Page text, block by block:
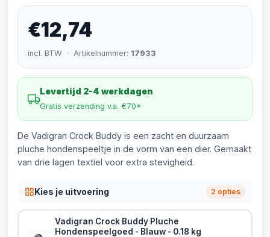
€12,74
incl. BTW · Artikelnummer: 17933
Levertijd 2-4 werkdagen
Gratis verzending v.a. €70*
De Vadigran Crock Buddy is een zacht en duurzaam
pluche hondenspeeltje in de vorm van een dier. Gemaakt
van drie lagen textiel voor extra stevigheid.
Kies je uitvoering 2 opties
Vadigran Crock Buddy Pluche
Hondenspeelgoed - Blauw - 0.18 kg